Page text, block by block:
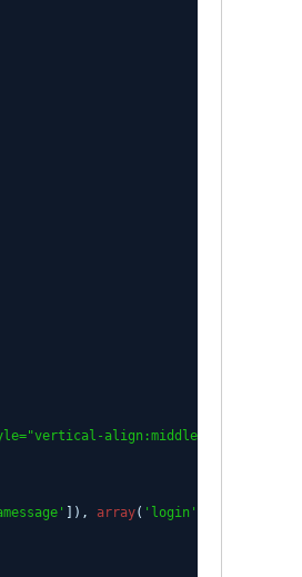
align:middle;" />&nbsp;'
]), array( 'login'